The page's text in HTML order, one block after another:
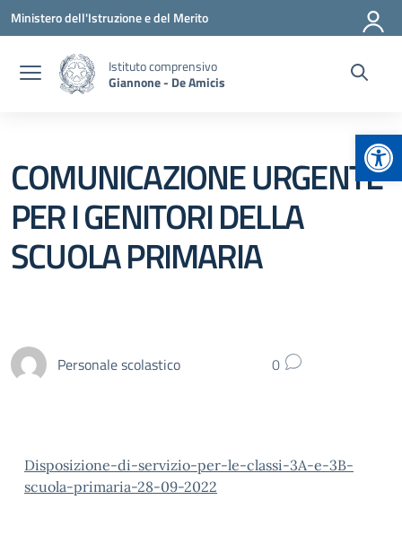
Vai ai contenuti
Vai al menu di navigazione
Vai al footer
Ministero dell'Istruzione e del Merito
Istituto comprensivo
Giannone - De Amicis
COMUNICAZIONE URGENTE
PER I GENITORI DELLA
SCUOLA PRIMARIA
Personale scolastico 0
Disposizione-di-servizio-per-le-classi-3A-e-3B-
scuola-primaria-28-09-2022